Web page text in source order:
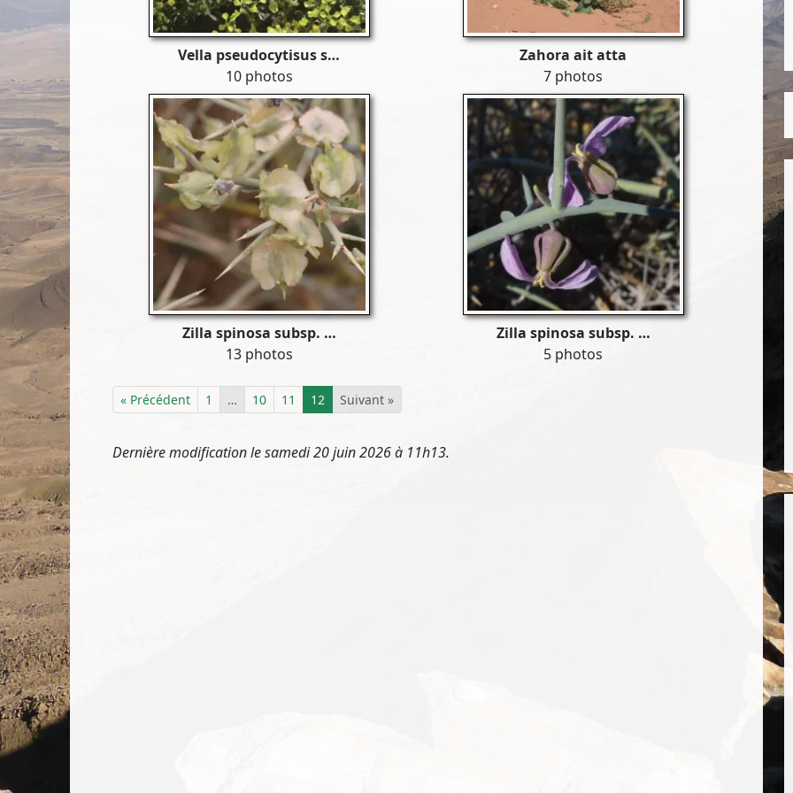
Vella pseudocytisus s…
10 photos
Zahora ait atta
7 photos
Zilla spinosa subsp. …
13 photos
Zilla spinosa subsp. …
5 photos
« Précédent 1 … 10 11 12 Suivant »
Dernière modification le samedi 20 juin 2026 à 11h13.